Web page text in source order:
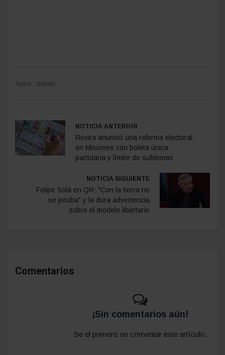
Autor: admin
NOTICIA ANTERIOR
Rovira anunció una reforma electoral
en Misiones con boleta única
partidaria y límite de sublemas
NOTICIA SIGUIENTE
Felipe Solá en QR: "Con la tierra no
se joroba" y la dura advertencia
sobre el modelo libertario
Comentarios
¡Sin comentarios aún!
Se el primero en comentar este artículo.